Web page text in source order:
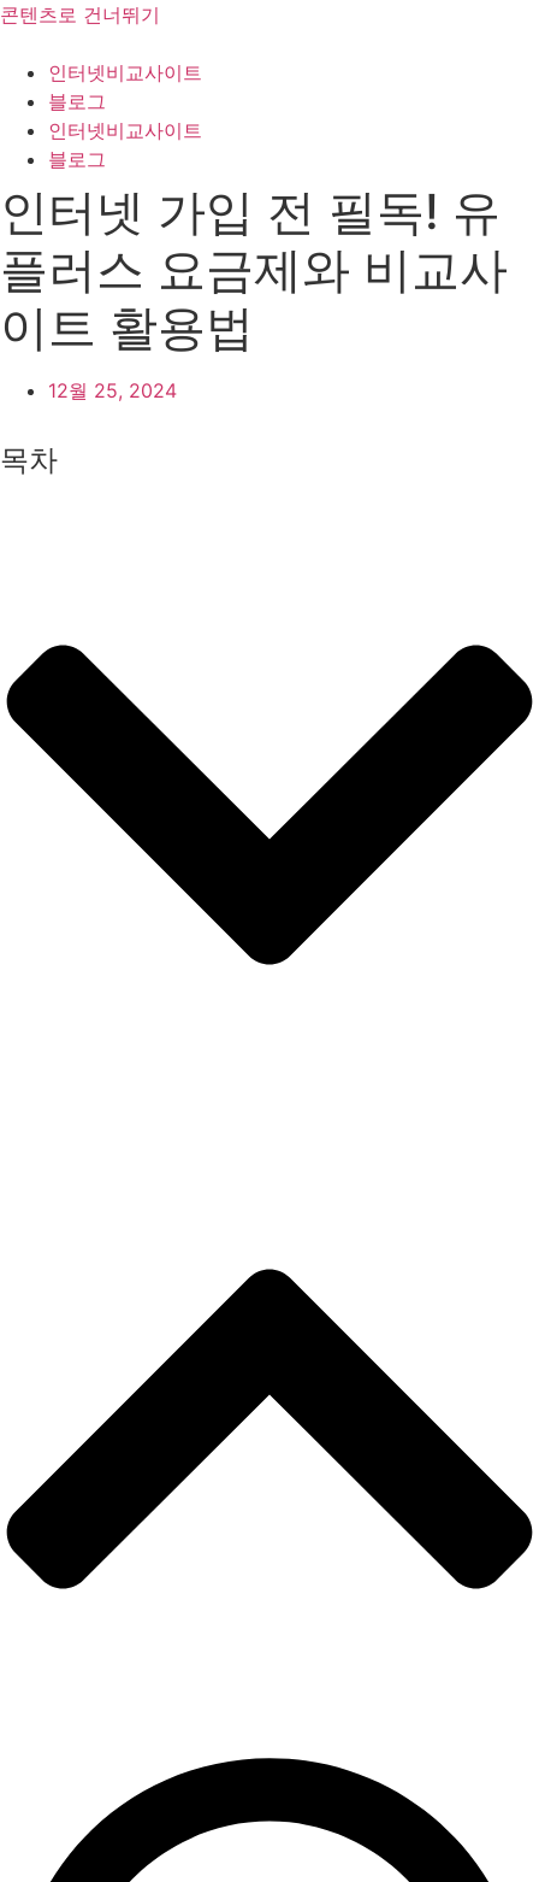
콘텐츠로 건너뛰기
인터넷비교사이트
블로그
인터넷비교사이트
블로그
인터넷 가입 전 필독! 유
플러스 요금제와 비교사
이트 활용법
12월 25, 2024
목차